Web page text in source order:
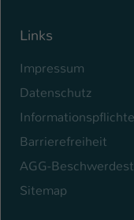
Links
Impressum
Datenschutz
Barrierefreiheit
AGG-
Sitemap